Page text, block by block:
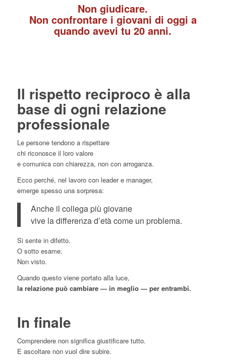
Non giudicare.
Non confrontare i giovani di oggi a
quando avevi tu 20 anni.
Il rispetto reciproco è alla
base di ogni relazione
professionale
Le persone tendono a rispettare
chi riconosce il loro valore
e comunica con chiarezza, non con arroganza.
Ecco perché, nel lavoro con leader e manager,
emerge spesso una sorpresa:
Anche il collega più giovane
vive la differenza d’età come un problema.
Si sente in difetto.
O sotto esame.
Non visto.
Quando questo viene portato alla luce,
la relazione può cambiare — in meglio — per entrambi.
In finale
Comprendere non significa giustificare tutto.
E ascoltare non vuol dire subire.